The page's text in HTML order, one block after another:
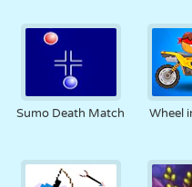
Sumo Death Match Wheel